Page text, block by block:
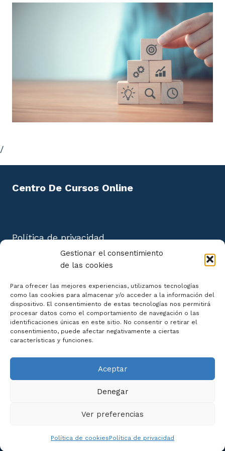
Gestionar el consentimiento
de las cookies
Para ofrecer las mejores experiencias, utilizamos tecnologías
como las cookies para almacenar y/o acceder a la información del
dispositivo. El consentimiento de estas tecnologías nos permitirá
procesar datos como el comportamiento de navegación o las
identificaciones únicas en este sitio. No consentir o retirar el
consentimiento, puede afectar negativamente a ciertas
características y funciones.
Aceptar
Denegar
Ver preferencias
Política de cookiesPolítica de privacidad
el servicio de urgencias.
2.8.3. Prevención de las infecciones asociadas al
cuidado de la salud en las unidades de
2.8.4. Prevención de la infección en áreas
especiales: unidades de trasplantes,
2.8.5. Prevención de la infección en geriatría.
3. Manejo de las infecciones
hospitalarias más frecuentes.
respiratorio.
3.2. Infecciones intrahospitalarias de las vías
urinarias.
3.5. Infecciones de quirófano.
3.6. Infección del paciente neonatal y pediátrico.
/
Centro De Cursos Online
Política de privacidad
Aviso Legal
Política de cookies
Declaración de Accesibilidad